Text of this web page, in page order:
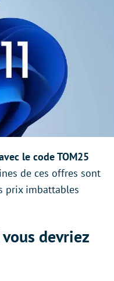
le code TOM25
de ces offres sont
prix imbattables
vous devriez